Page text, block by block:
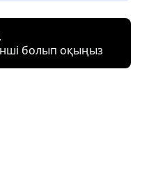
болып оқыңыз